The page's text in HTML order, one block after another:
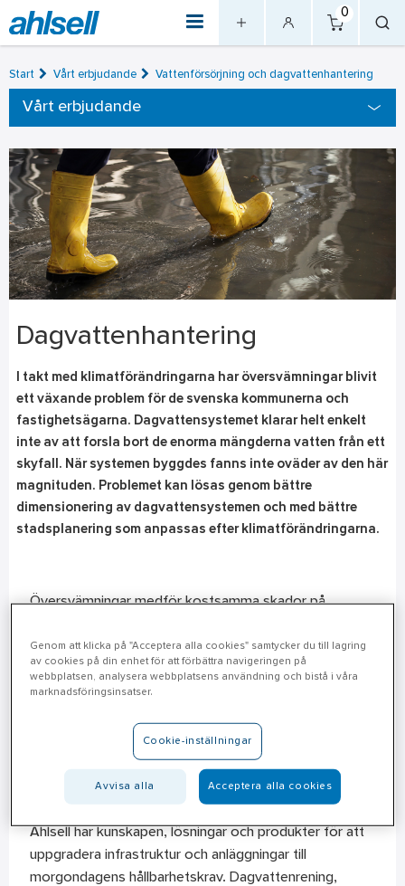
0
Start Vårt erbjudande Vattenförsörjning och dagvattenhantering
Vårt erbjudande
Dagvattenhantering
I takt med klimatförändringarna har översvämningar blivit
ett växande problem för de svenska kommunerna och
fastighetsägarna. Dagvattensystemet klarar helt enkelt
inte av att forsla bort de enorma mängderna vatten från ett
skyfall. När systemen byggdes fanns inte oväder av den här
magnituden. Problemet kan lösas genom bättre
dimensionering av dagvattensystemen och med bättre
stadsplanering som anpassas efter klimatförändringarna.
Översvämningar medför kostsamma skador på
att påverka vattendrag och vattentäkter med
föroreningar. Stora delar av den svenska VA-
infrastrukturen anlades under mitten av 1900-talet. Nu
underdimensionerade och behöver anpassas till
Vi hjälper dig med lösningarna
Ahlsell har kunskapen, lösningar och produkter för att
uppgradera infrastruktur och anläggningar till
morgondagens hållbarhetskrav. Dagvattenrening,
Genom att klicka på "Acceptera alla cookies" samtycker du till lagring
av cookies på din enhet för att förbättra navigeringen på
webbplatsen, analysera webbplatsens användning och bistå i våra
marknadsföringsinsatser.
Cookie-inställningar
Avvisa alla Acceptera alla cookies